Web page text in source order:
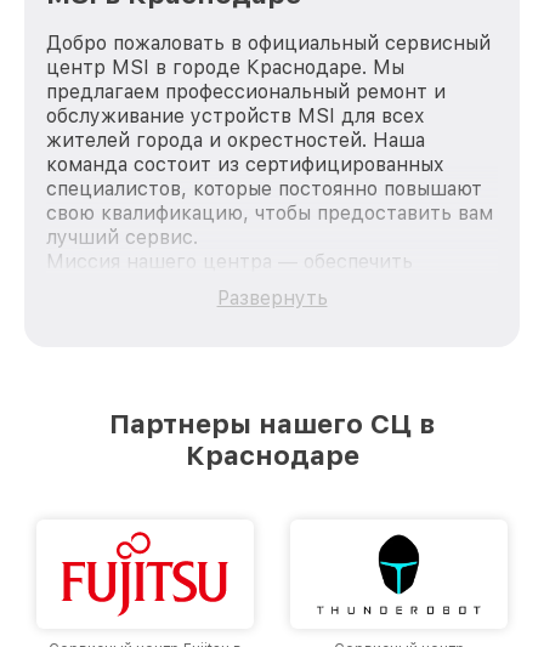
Добро пожаловать в официальный сервисный
центр MSI в городе Краснодаре. Мы
предлагаем профессиональный ремонт и
обслуживание устройств MSI для всех
жителей города и окрестностей. Наша
команда состоит из сертифицированных
специалистов, которые постоянно повышают
свою квалификацию, чтобы предоставить вам
лучший сервис.
Миссия нашего центра — обеспечить
качественный и доступный ремонт для
каждого пользователя продукции MSI, вне
лучшим сервисным центром MSI в городе
Краснодаре, постоянно повышая уровень
Развернуть
Партнеры нашего СЦ в
Краснодаре